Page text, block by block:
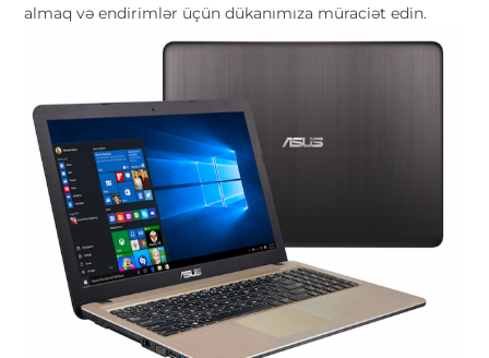
almaq və endirimlər üçün dükanımıza müraciət edin.